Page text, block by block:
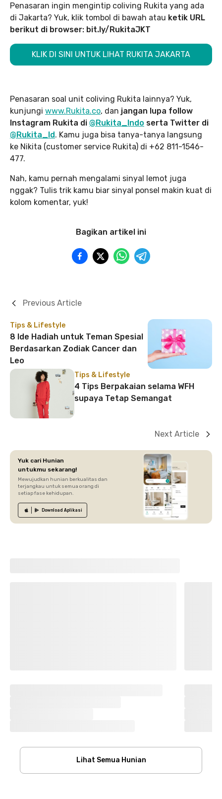
Penasaran ingin mengintip coliving Rukita yang ada
di Jakarta? Yuk, klik tombol di bawah atau ketik URL
berikut di browser: bit.ly/RukitaJKT
KLIK DI SINI UNTUK LIHAT RUKITA JAKARTA
Penasaran soal unit coliving Rukita lainnya? Yuk,
kunjungi www.Rukita.co, dan jangan lupa follow
Instagram Rukita di @Rukita_Indo serta Twitter di
@Rukita_Id. Kamu juga bisa tanya-tanya langsung
ke Nikita (customer service Rukita) di +62 811-1546-
477.
Nah, kamu pernah mengalami sinyal lemot juga
nggak? Tulis trik kamu biar sinyal ponsel makin kuat di
kolom komentar, yuk!
Bagikan artikel ini
Tips & Lifestyle
8 Ide Hadiah untuk Teman Spesial
Berdasarkan Zodiak Cancer dan
Leo
Previous Article
Tips & Lifestyle
4 Tips Berpakaian selama WFH
supaya Tetap Semangat
Next Article
Yuk cari Hunian
untukmu sekarang!
Mewujudkan hunian berkualitas dan
terjangkau untuk semua orang di
setiap fase kehidupan.
Download Aplikasi
Lihat Semua Hunian